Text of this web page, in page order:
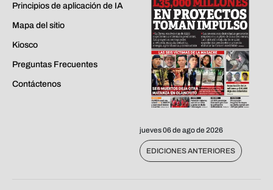
Principios de aplicación de IA
Mapa del sitio
Kiosco
Preguntas Frecuentes
Contáctenos
jueves 06 de ago de 2026
EDICIONES ANTERIORES